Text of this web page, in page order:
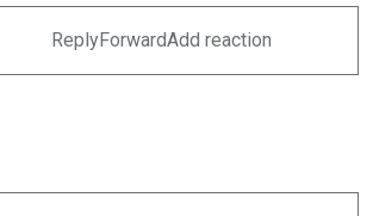
ReplyForwardAdd reaction